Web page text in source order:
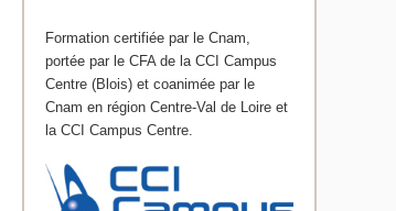
Formation certifiée par le Cnam,
portée par le CFA de la CCI Campus
Centre (Blois) et coanimée par le
Cnam en région Centre-Val de Loire et
la CCI Campus Centre.